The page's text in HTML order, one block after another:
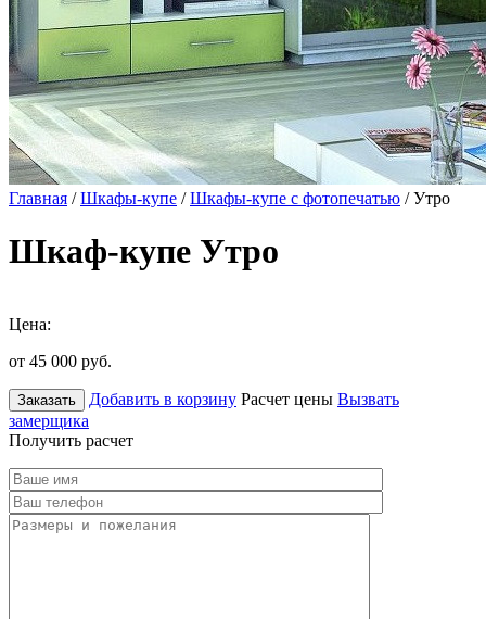
Главная /Шкафы-купе /Шкафы-купе с фотопечатью / Утро
Шкаф-купе Утро
Цена:
от 45 000 руб.
Заказать Добавить в корзину Расчет цены Вызвать
замерщика
Получить расчет